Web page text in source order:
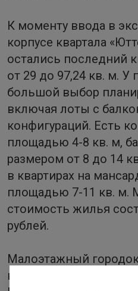
К моменту ввода в
корпусе квартала
остались последний
от 29 до 97,24 кв. м. У
большой выбор
включая лоты с
конфигураций. Есть
площадью 4-8 кв. м,
размером от 8 до 14
в квартирах на
площадью 7-11 кв. м.
стоимость жилья
рублей.
Малоэтажный
возводится в